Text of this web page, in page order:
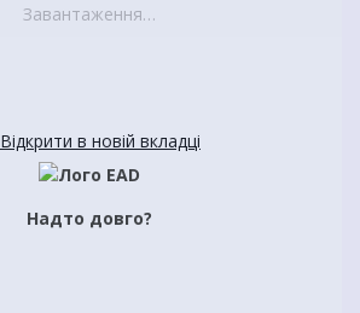
Завантаження…
Відкрити в новій вкладці
Надто довго?